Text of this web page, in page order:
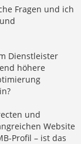
Fragen und ich
Dienstleister
höhere
und
Website
Profil – ist das